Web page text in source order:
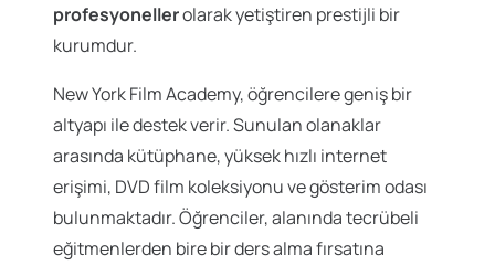
profesyonellerolarak yetiştiren prestijli bir
kurumdur.
New York Film Academy, öğrencilere geniş bir
altyapı ile destek verir. Sunulan olanaklar
arasında kütüphane, yüksek hızlı internet
erişimi, DVD film koleksiyonu ve gösterim odası
bulunmaktadır. Öğrenciler, alanında tecrübeli
eğitmenlerden bire bir ders alma fırsatına